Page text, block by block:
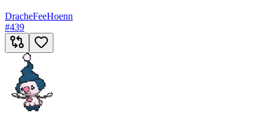
DracheFeeHoenn
#439